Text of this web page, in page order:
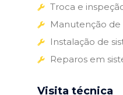
Troca e
Manutenção
Instalação de
Reparos em
Visita técnica